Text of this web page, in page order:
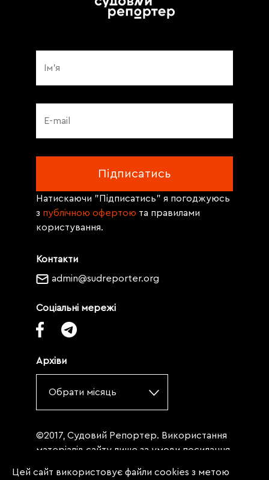
Контакти
admin@sudreporter.org
Соціальні мережі
Архіви
Обрати місяць
Натискаючи "Підписатись" я погоджуюсь
з публічною офертою та правилами
користування.
©2017, Судовий Репортер. Використання
матеріалів сайту лише за умови посилання
Цей сайт використовує файли cookies з метою